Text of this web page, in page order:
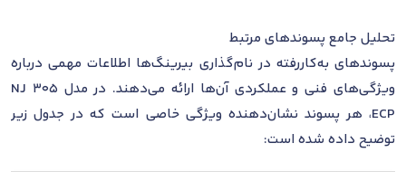
تحلیل جامع پسوندهای مرتبط
پسوندهای به‌کاررفته در نام‌گذاری بیرینگ‌ها اطلاعات مهمی درباره
ویژگی‌های فنی و عملکردی آن‌ها ارائه می‌دهند. در مدل NJ 305
ECP، هر پسوند نشان‌دهنده ویژگی خاصی است که در جدول زیر
توضیح داده شده است: